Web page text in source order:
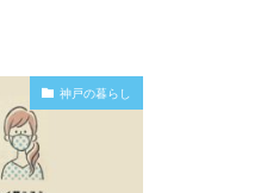
神戸の暮らし